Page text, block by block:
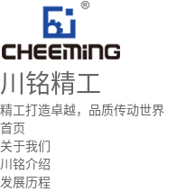
川铭精工
精工打造卓越，品质传动世界
首页
关于我们
川铭介绍
发展历程